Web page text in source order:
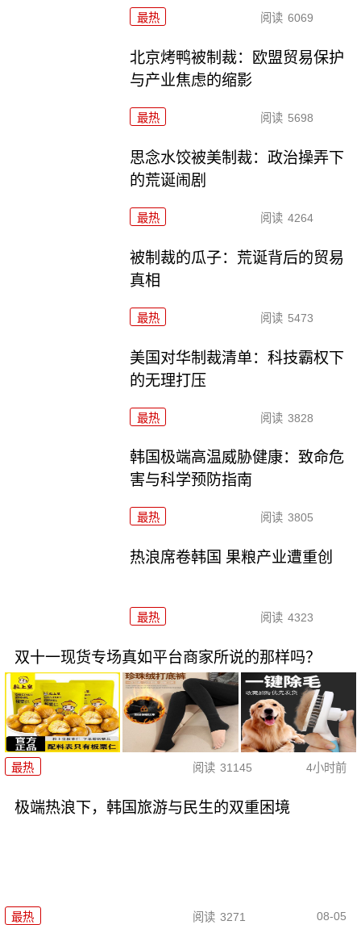
最热 阅读 6069
北京烤鸭被制裁：欧盟贸易保护
与产业焦虑的缩影
最热 阅读 5698
思念水饺被美制裁：政治操弄下
的荒诞闹剧
最热 阅读 4264
被制裁的瓜子：荒诞背后的贸易
真相
最热 阅读 5473
美国对华制裁清单：科技霸权下
的无理打压
最热 阅读 3828
韩国极端高温威胁健康：致命危
害与科学预防指南
最热 阅读 3805
热浪席卷韩国 果粮产业遭重创
最热 阅读 4323
双十一现货专场真如平台商家所说的那样吗？
最热 阅读 31145 4小时前
极端热浪下，韩国旅游与民生的双重困境
最热 阅读 3271 08-05